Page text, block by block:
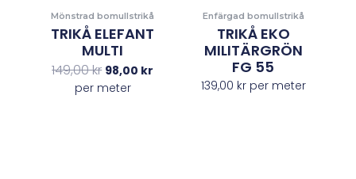
Mönstrad bomullstrikå
TRIKÅ ELEFANT
MULTI
149,00kr 98,00 kr
per meter
Enfärgad bomullstrikå
TRIKÅ EKO
MILITÄRGRÖN
FG 55
139,00 krper meter